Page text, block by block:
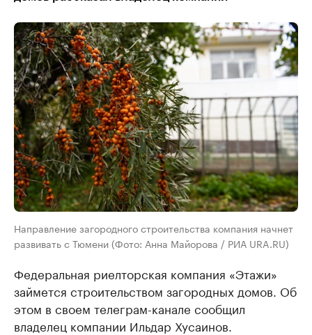
Направление загородного строительства компания начнет
развивать с Тюмени (Фото: Анна Майорова / РИА URA.RU)
Федеральная риелторская компания «Этажи»
займется строительством загородных домов. Об
этом в своем телеграм-канале сообщил
владелец компании Ильдар Хусаинов.